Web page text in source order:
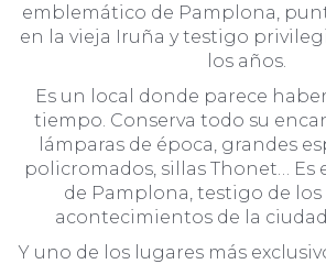
emblemático de Pamplona,
en la vieja Iruña y testigo
los años.
Es un local donde parece
tiempo. Conserva todo su
lámparas de época, grandes
policromados, sillas Thonet… Es
de Pamplona, testigo de
acontecimientos de la ciudad
Y uno de los lugares más